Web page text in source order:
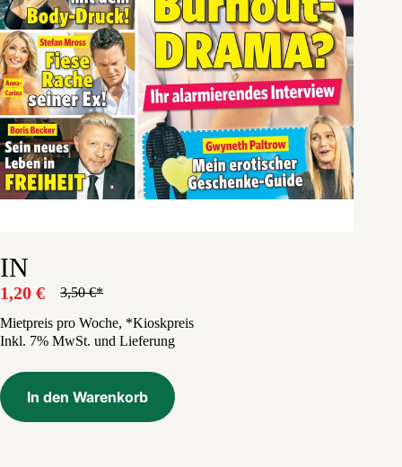
IN
3,50€
Ursprünglicher
Preis
war:
1,20 €
Aktueller
Preis
ist:
Mietpreis pro Woche, *Kioskpreis
Inkl. 7% MwSt. und Lieferung
In den Warenkorb